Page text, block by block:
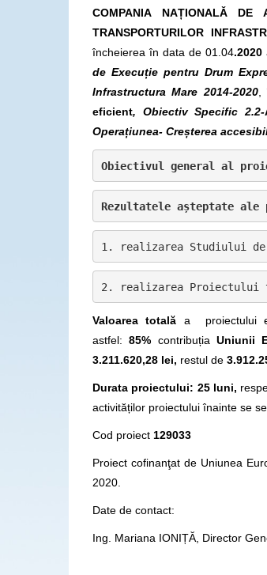
COMPANIA NAȚIONALĂ DE
TRANSPORTURILOR
încheierea în data de 01.04.2020
de Execuție pentru Drum
Infrastructura Mare 2014-2020,
eficient, Obiectiv Specific 2.2-
Operațiunea- Creșterea
Obiectivul general al
Rezultatele așteptate ale
1. realizarea Studiului
2. realizarea Proiectului
Valoarea totală a proiectului
astfel:85% contribuția Uniunii
3.211.620,28 lei, restul de
Durata proiectului: 25 luni,
activităților proiectului înainte se
Cod proiect 129033
Proiect cofinanţat de Uniunea
2020.
Date de contact:
Ing. Mariana IONIȚĂ, Director